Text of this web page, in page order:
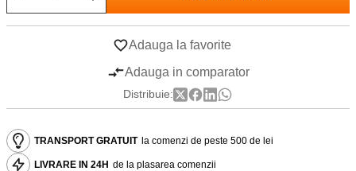
Adauga la favorite
Adauga in comparator
Distribuie:
TRANSPORT GRATUIT la comenzi de peste 500 de lei
LIVRARE IN 24H de la plasarea comenzii